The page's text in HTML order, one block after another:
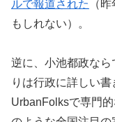
ルで報道された
（
もしれない）。
逆に、小池都政な
りは行政に詳しい
UrbanFolksで専門的